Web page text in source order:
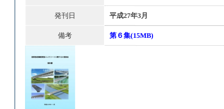
発刊日 平成27年3月
備考 第６集(15MB)